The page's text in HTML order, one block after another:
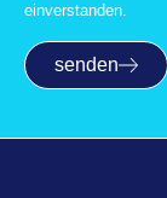
einverstanden.
senden